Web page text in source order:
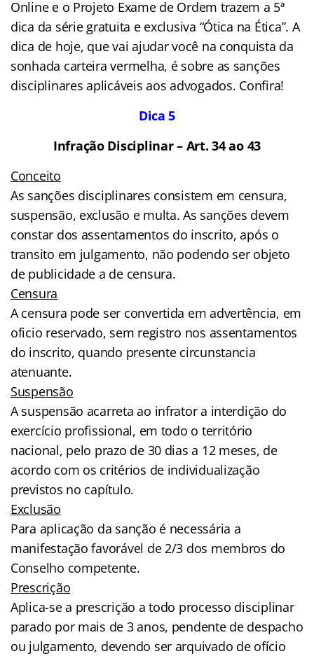
Online e o Projeto Exame de Ordem trazem a 5ª
dica da série gratuita e exclusiva “Ótica na Ética”. A
dica de hoje, que vai ajudar você na conquista da
sonhada carteira vermelha, é sobre as sanções
disciplinares aplicáveis aos advogados. Confira!
Dica 5
Infração Disciplinar – Art. 34 ao 43
Conceito
As sanções disciplinares consistem em censura,
suspensão, exclusão e multa. As sanções devem
constar dos assentamentos do inscrito, após o
transito em julgamento, não podendo ser objeto
de publicidade a de censura.
Censura
A censura pode ser convertida em advertência, em
oficio reservado, sem registro nos assentamentos
do inscrito, quando presente circunstancia
atenuante.
Suspensão
A suspensão acarreta ao infrator a interdição do
exercício profissional, em todo o território
nacional, pelo prazo de 30 dias a 12 meses, de
acordo com os critérios de individualização
previstos no capítulo.
Exclusão
Para aplicação da sanção é necessária a
manifestação favorável de 2/3 dos membros do
Conselho competente.
Prescrição
Aplica-se a prescrição a todo processo disciplinar
parado por mais de 3 anos, pendente de despacho
ou julgamento, devendo ser arquivado de ofício